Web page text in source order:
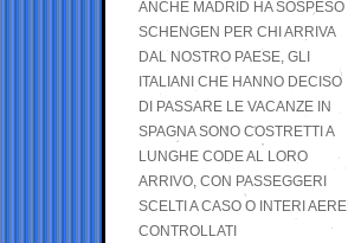
ANCHE MADRID HA SOSPESO
SCHENGEN PER CHI ARRIVA
DAL NOSTRO PAESE, GLI
ITALIANI CHE HANNO DECISO
DI PASSARE LE VACANZE IN
SPAGNA SONO COSTRETTI A
LUNGHE CODE AL LORO
ARRIVO, CON PASSEGGERI
SCELTI A CASO O INTERI AEREI
CONTROLLATI